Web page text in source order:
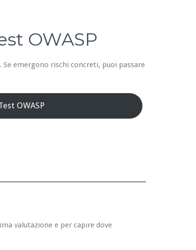
OWASP
emergono rischi concreti, puoi passare
OWASP
valutazione e per capire dove